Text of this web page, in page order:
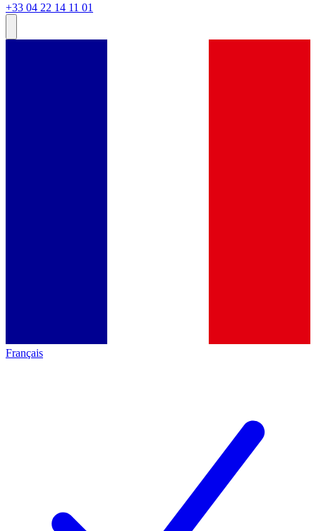
+33 04 22 14 11 01
Français